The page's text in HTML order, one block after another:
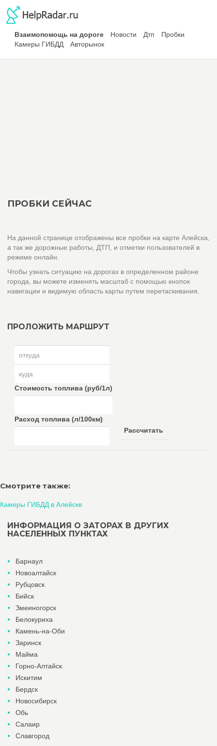
Взаимопомощь на дороге Новости Дтп
Пробки
Камеры ГИБДД
Авторынок
ПРОБКИ СЕЙЧАС
На данной странице отображены все пробки на карте Алейска,
а так же дорожные работы, ДТП, и отметки пользователей в
режиме онлайн.
Чтобы узнать ситуацию на дорогах в определенном районе
города, вы можете изменять масштаб с помощью кнопок
навигации и видимую область карты путем перетаскивания.
ПРОЛОЖИТЬ МАРШРУТ
Стоимость топлива (руб/1л)
Расход топлива (л/100км)
Рассчитать
Смотрите также:
Камеры ГИБДД в Алейске
ИНФОРМАЦИЯ О ЗАТОРАХ В ДРУГИХ
НАСЕЛЕННЫХ ПУНКТАХ
Барнаул
Новоалтайск
Рубцовск
Бийск
Змеиногорск
Белокуриха
Камень-на-Оби
Заринск
Майма
Горно-Алтайск
Искитим
Бердск
Новосибирск
Обь
Салаир
Славгород